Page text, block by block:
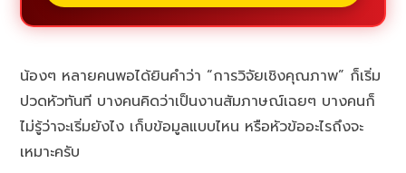
น้องๆ หลายคนพอได้ยินคำว่า “การวิจัยเชิงคุณภาพ” ก็เริ่ม
ปวดหัวทันที บางคนคิดว่าเป็นงานสัมภาษณ์เฉยๆ บางคนก็
ไม่รู้ว่าจะเริ่มยังไง เก็บข้อมูลแบบไหน หรือหัวข้ออะไรถึงจะ
เหมาะครับ